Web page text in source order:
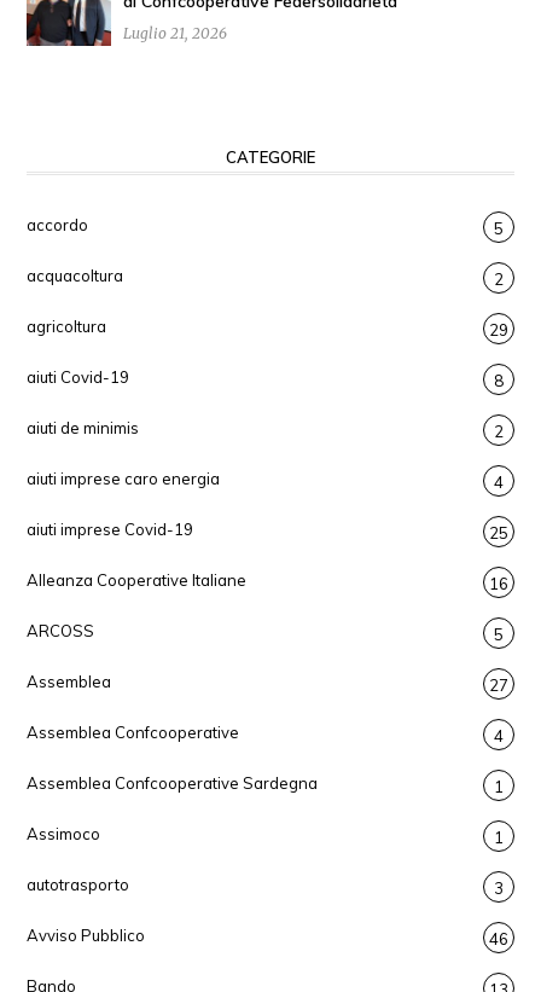
Luglio 21, 2026
CATEGORIE
accordo 5
acquacoltura 2
agricoltura 29
aiuti Covid-19 8
aiuti de minimis 2
aiuti imprese caro energia 4
aiuti imprese Covid-19 25
Alleanza Cooperative Italiane 16
ARCOSS 5
Assemblea 27
Assemblea Confcooperative 4
Assemblea Confcooperative Sardegna 1
Assimoco 1
autotrasporto 3
Avviso Pubblico 46
Bando